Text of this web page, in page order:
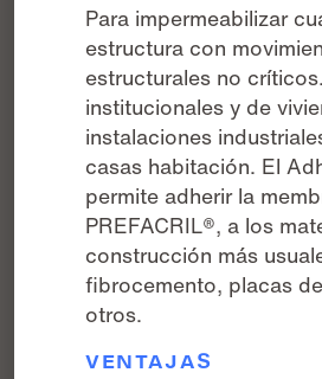
Para impermeabilizar
estructura con
estructurales no
institucionales y de
instalaciones
casas habitación. El
permite adherir la
PREFACRIL®, a los
construcción más
fibrocemento, placas
otros.
VENTAJAS